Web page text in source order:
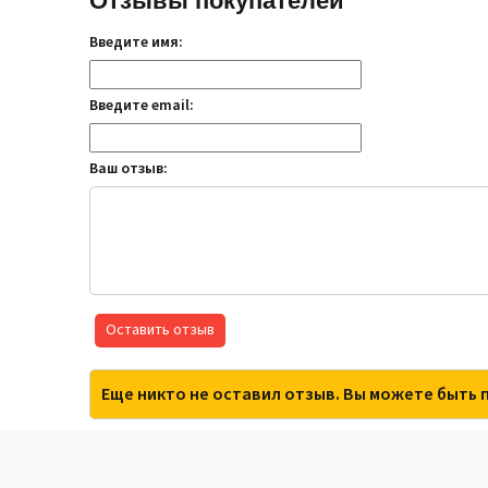
Введите имя:
Введите email:
Ваш отзыв:
Оставить отзыв
Еще никто не оставил отзыв. Вы можете быть